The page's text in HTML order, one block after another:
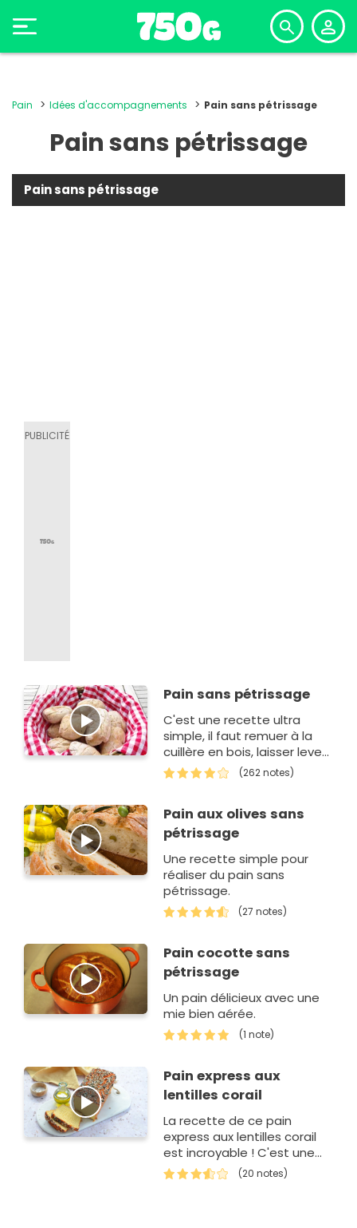
Pain Idées d'accompagnements Pain sans pétrissage
Pain sans pétrissage
Pain sans pétrissage
Pain sans pétrissage
C'est une recette ultra
simple, il faut remuer à la
cuillère en bois, laisser lever
la pâte pendant une heure,
et cuire. Pas besoin de pé…
(262 notes)
Pain aux olives sans
pétrissage
Une recette simple pour
réaliser du pain sans
pétrissage.
(27 notes)
Pain cocotte sans
pétrissage
Un pain délicieux avec une
mie bien aérée.
(1 note)
Pain express aux
lentilles corail
La recette de ce pain
express aux lentilles corail
est incroyable ! C'est une
recette sans pétrissage,
sans gluten et un temps de
(20 notes)